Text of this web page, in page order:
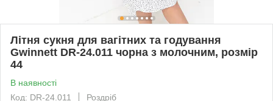
Літня сукня для вагітних та годування
Gwinnett DR-24.011 чорна з молочним, розмір
44
В наявності
Код: DR-24.011
Роздріб